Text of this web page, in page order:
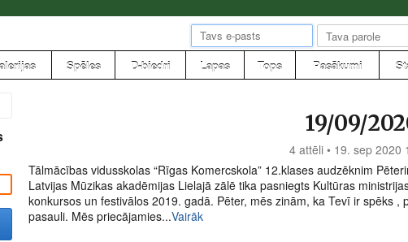
Spēles D-biedri Lapas Tops Pasākumi
19/09/
4 attēli • 19. sep 2020
Tālmācības vidusskolas “Rīgas Komercskola” 12.klases audzēknim
Latvijas Mūzikas akadēmijas Lielajā zālē tika pasniegts Kultūras
konkursos un festivālos 2019. gadā. Pēter, mēs zinām, ka Tevī ir spēks
pasauli. Mēs priecājamies...Vairāk